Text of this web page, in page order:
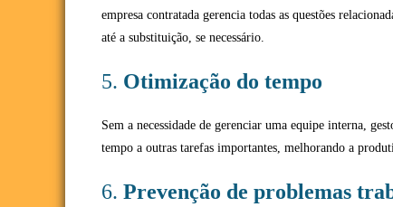
empresa contratada gerencia todas as questões
até a substituição, se necessário.
5. Otimização do tempo
Sem a necessidade de gerenciar uma equipe interna,
tempo a outras tarefas importantes, melhorando a
6. Prevenção de problemas